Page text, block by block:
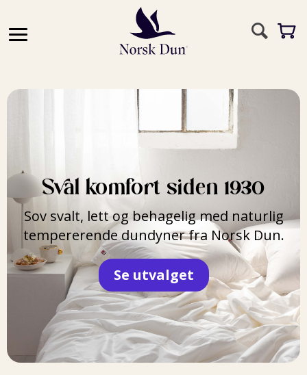
Sval komfort siden 1930
Sov svalt, lett og behagelig med naturlig
tempererende dundyner fra Norsk Dun.
Se utvalget